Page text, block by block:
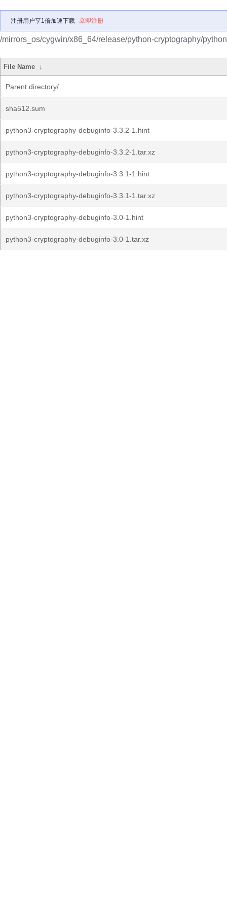
注册用户享1倍加速下载 立即注册
/mirrors_os/cygwin/x86_64/release/python-cryptography/
File Name ↓
Parent directory/
sha512.sum
python3-cryptography-debuginfo-3.3.2-1.hint
python3-cryptography-debuginfo-3.3.2-1.tar.xz
python3-cryptography-debuginfo-3.3.1-1.hint
python3-cryptography-debuginfo-3.3.1-1.tar.xz
python3-cryptography-debuginfo-3.0-1.hint
python3-cryptography-debuginfo-3.0-1.tar.xz